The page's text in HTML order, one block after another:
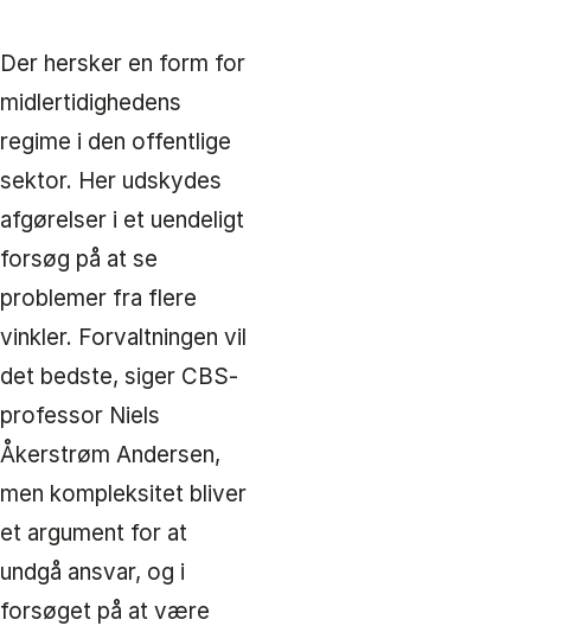
Der hersker en form for
midlertidighedens
regime i den offentlige
sektor. Her udskydes
afgørelser i et uendeligt
forsøg på at se
problemer fra flere
vinkler. Forvaltningen vil
det bedste, siger CBS-
professor Niels
Åkerstrøm Andersen,
men kompleksitet bliver
et argument for at
undgå ansvar, og i
forsøget på at være